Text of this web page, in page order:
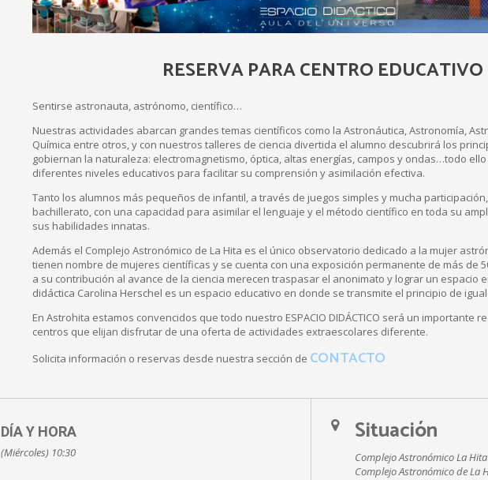
RESERVA PARA CENTRO EDUCATIVO
Sentirse astronauta, astrónomo, científico…
Nuestras actividades abarcan grandes temas científicos como la Astronáutica, Astronomía,
Química entre otros, y con nuestros talleres de ciencia divertida el alumno descubrirá los
gobiernan la naturaleza: electromagnetismo, óptica, altas energías, campos y ondas…todo
diferentes niveles educativos para facilitar su comprensión y asimilación efectiva.
Tanto los alumnos más pequeños de infantil, a través de juegos simples y mucha
bachillerato, con una capacidad para asimilar el lenguaje y el método científico en toda su
sus habilidades innatas.
Además el Complejo Astronómico de La Hita es el único observatorio dedicado a la mujer
tienen nombre de mujeres científicas y se cuenta con una exposición permanente de más de
a su contribución al avance de la ciencia merecen traspasar el anonimato y lograr un espacio
didáctica Carolina Herschel es un espacio educativo en donde se transmite el principio de
En Astrohita estamos convencidos que todo nuestro ESPACIO DIDÁCTICO será un importante
centros que elijan disfrutar de una oferta de actividades extraescolares diferente.
Solicita información o reservas desde nuestra sección de CONTACTO
DÍA Y HORA
(Miércoles) 10:30
Situación
Complejo Astronómico La Hita
Complejo Astronómico de La